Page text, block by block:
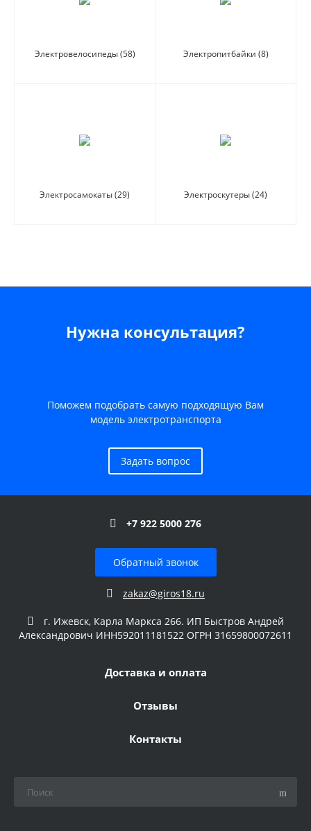
Электровелосипеды(58) Электропитбайки (8)
Электросамокаты(29) Электроскутеры(24)
Нужна консультация?
Поможем подобрать самую подходящую Вам
модель электротранспорта
Задать вопрос
+7 922 5000 276
Обратный звонок
zakaz@giros18.ru
г. Ижевск, Карла Маркса 266. ИП Быстров Андрей
Александрович ИНН592011181522 ОГРН 31659800072611
Доставка и оплата
Отзывы
Контакты